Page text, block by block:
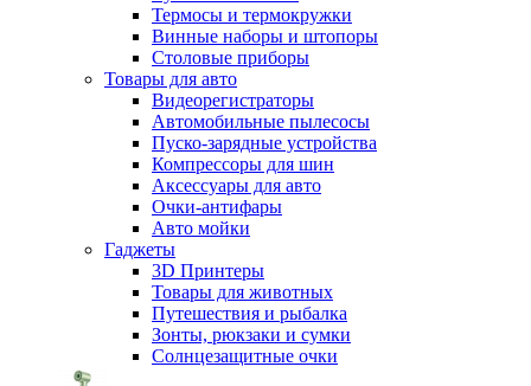
Термосы и термокружки
Винные наборы и штопоры
Столовые приборы
Товары для авто
Видеорегистраторы
Автомобильные пылесосы
Пуско-зарядные устройства
Компрессоры для шин
Аксессуары для авто
Очки-антифары
Авто мойки
Гаджеты
3D Принтеры
Товары для животных
Путешествия и рыбалка
Зонты, рюкзаки и сумки
Солнцезащитные очки